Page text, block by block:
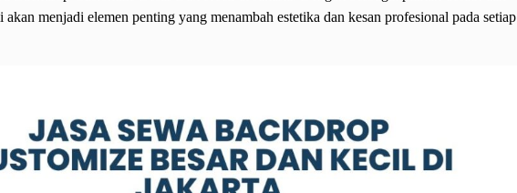
menjadi elemen penting yang menambah estetika dan kesan profesional pada setiap